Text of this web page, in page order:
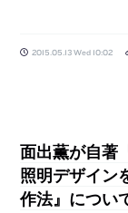
2015.05.13 Wed 10:02
面出薫が自著
照明デザイン
作法』につい